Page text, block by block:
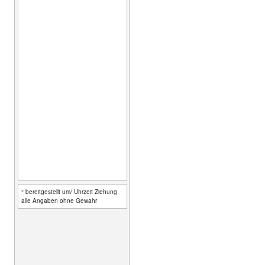
° bereitgestellt um/ Uhrzeit Ziehung
alle Angaben ohne Gewähr